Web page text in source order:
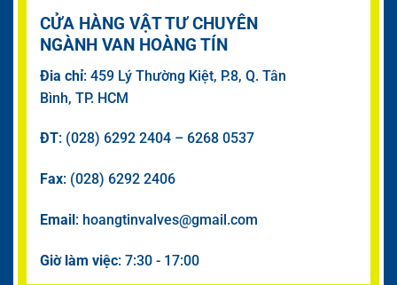
CỬA HÀNG VẬT TƯ CHUYÊN
NGÀNH VAN HOÀNG TÍN
Đia chỉ: 459 Lý Thường Kiệt, P.8, Q. Tân
Bình, TP. HCM
ĐT: (028) 6292 2404 – 6268 0537
Fax: (028) 6292 2406
Email: hoangtinvalves@gmail.com
Giờ làm việc: 7:30 - 17:00